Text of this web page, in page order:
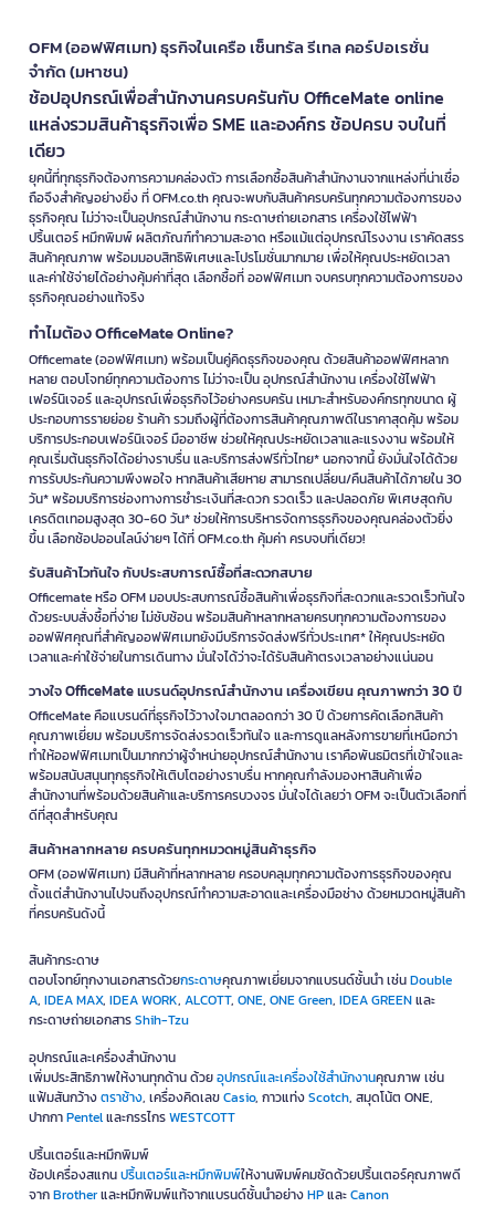
OFM (ออฟฟิศเมท) ธุรกิจในเครือ เซ็นทรัล รีเทล คอร์ปอเรชั่น
จำกัด (มหาชน)
ช้อปอุปกรณ์เพื่อสำนักงานครบครันกับ OfficeMate online
แหล่งรวมสินค้าธุรกิจเพื่อ SME และองค์กร ช้อปครบ จบในที่
เดียว
ยุคนี้ที่ทุกธุรกิจต้องการความคล่องตัว การเลือกซื้อสินค้าสำนักงานจากแหล่งที่น่าเชื่อ
ถือจึงสำคัญอย่างยิ่ง ที่ OFM.co.th คุณจะพบกับสินค้าครบครันทุกความต้องการของ
ธุรกิจคุณ ไม่ว่าจะเป็นอุปกรณ์สำนักงาน กระดาษถ่ายเอกสาร เครื่องใช้ไฟฟ้า
ปริ้นเตอร์ หมึกพิมพ์ ผลิตภัณฑ์ทำความสะอาด หรือแม้แต่อุปกรณ์โรงงาน เราคัดสรร
สินค้าคุณภาพ พร้อมมอบสิทธิพิเศษและโปรโมชั่นมากมาย เพื่อให้คุณประหยัดเวลา
และค่าใช้จ่ายได้อย่างคุ้มค่าที่สุด เลือกซื้อที่ ออฟฟิศเมท จบครบทุกความต้องการของ
ธุรกิจคุณอย่างแท้จริง
ทำไมต้อง OfficeMate Online?
Officemate (ออฟฟิศเมท) พร้อมเป็นคู่คิดธุรกิจของคุณ ด้วยสินค้าออฟฟิศหลาก
หลาย ตอบโจทย์ทุกความต้องการ ไม่ว่าจะเป็น อุปกรณ์สำนักงาน เครื่องใช้ไฟฟ้า
เฟอร์นิเจอร์ และอุปกรณ์เพื่อธุรกิจไว้อย่างครบครัน เหมาะสำหรับองค์กรทุกขนาด ผู้
ประกอบการรายย่อย ร้านค้า รวมถึงผู้ที่ต้องการสินค้าคุณภาพดีในราคาสุดคุ้ม พร้อม
บริการประกอบเฟอร์นิเจอร์ มืออาชีพ ช่วยให้คุณประหยัดเวลาและแรงงาน พร้อมให้
คุณเริ่มต้นธุรกิจได้อย่างราบรื่น และบริการส่งฟรีทั่วไทย* นอกจากนี้ ยังมั่นใจได้ด้วย
การรับประกันความพึงพอใจ หากสินค้าเสียหาย สามารถเปลี่ยน/คืนสินค้าได้ภายใน 30
วัน* พร้อมบริการช่องทางการชำระเงินที่สะดวก รวดเร็ว และปลอดภัย พิเศษสุดกับ
เครดิตเทอมสูงสุด 30-60 วัน* ช่วยให้การบริหารจัดการธุรกิจของคุณคล่องตัวยิ่ง
ขึ้น เลือกช้อปออนไลน์ง่ายๆ ได้ที่ OFM.co.th คุ้มค่า ครบจบที่เดียว!
รับสินค้าไวทันใจ กับประสบการณ์ซื้อที่สะดวกสบาย
Officemate หรือ OFM มอบประสบการณ์ซื้อสินค้าเพื่อธุรกิจที่สะดวกและรวดเร็วทันใจ
ด้วยระบบสั่งซื้อที่ง่าย ไม่ซับซ้อน พร้อมสินค้าหลากหลายครบทุกความต้องการของ
ออฟฟิศคุณที่สำคัญออฟฟิศเมทยังมีบริการจัดส่งฟรีทั่วประเทศ* ให้คุณประหยัด
เวลาและค่าใช้จ่ายในการเดินทาง มั่นใจได้ว่าจะได้รับสินค้าตรงเวลาอย่างแน่นอน
วางใจ OfficeMate แบรนด์อุปกรณ์สำนักงาน เครื่องเขียน คุณภาพกว่า 30 ปี
OfficeMate คือแบรนด์ที่ธุรกิจไว้วางใจมาตลอดกว่า 30 ปี ด้วยการคัดเลือกสินค้า
คุณภาพเยี่ยม พร้อมบริการจัดส่งรวดเร็วทันใจ และการดูแลหลังการขายที่เหนือกว่า
ทำให้ออฟฟิศเมทเป็นมากกว่าผู้จำหน่ายอุปกรณ์สำนักงาน เราคือพันธมิตรที่เข้าใจและ
พร้อมสนับสนุนทุกธุรกิจให้เติบโตอย่างราบรื่น หากคุณกำลังมองหาสินค้าเพื่อ
สำนักงานที่พร้อมด้วยสินค้าและบริการครบวงจร มั่นใจได้เลยว่า OFM จะเป็นตัวเลือกที่
ดีที่สุดสำหรับคุณ
สินค้าหลากหลาย ครบครันทุกหมวดหมู่สินค้าธุรกิจ
OFM (ออฟฟิศเมท) มีสินค้าที่หลากหลาย ครอบคลุมทุกความต้องการธุรกิจของคุณ
ตั้งแต่สำนักงานไปจนถึงอุปกรณ์ทำความสะอาดและเครื่องมือช่าง ด้วยหมวดหมู่สินค้า
ที่ครบครันดังนี้
สินค้ากระดาษ
ตอบโจทย์ทุกงานเอกสารด้วยกระดาษคุณภาพเยี่ยมจากแบรนด์ชั้นนำ เช่นDouble
A, IDEA MAX, IDEA WORK, ALCOTT, ONE, ONE Green, IDEA GREENและ
กระดาษถ่ายเอกสารShih-Tzu
อุปกรณ์และเครื่องสำนักงาน
เพิ่มประสิทธิภาพให้งานทุกด้าน ด้วยอุปกรณ์และเครื่องใช้สำนักงานคุณภาพ เช่น
แฟ้มสันกว้างตราช้าง, เครื่องคิดเลขCasio, กาวแท่งScotch, สมุดโน้ต ONE,
ปากกาPentelและกรรไกรWESTCOTT
ปริ้นเตอร์และหมึกพิมพ์
ช้อปเครื่องสแกนปริ้นเตอร์และหมึกพิมพ์ให้งานพิมพ์คมชัดด้วยปริ้นเตอร์คุณภาพดี
จากBrotherและหมึกพิมพ์แท้จากแบรนด์ชั้นนำอย่างHPและCanon